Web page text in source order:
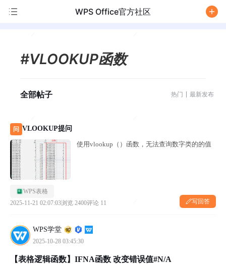
WPS Office官方社区
#VLOOKUP函数
全部帖子 热门 最新发布
问 VLOOKUP提问
使用vlookup（）函数，无法查询数字类的的值
WPS表格
2025-11-21 02:07:03浏览 2400评论 11 写回答
WPS学堂
2025-10-28 03:45:30
【表格逻辑函数】IFNA函数 改变错误值#N/A